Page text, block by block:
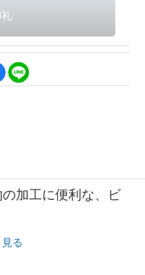
加工に便利な、ビ
る